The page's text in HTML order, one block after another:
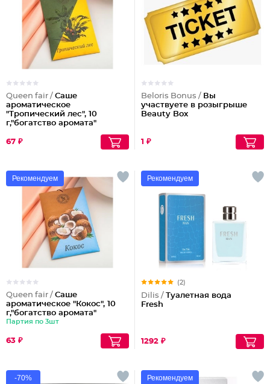
Queen fair / Саше
ароматическое
"Тропический лес", 10
г,"богатство аромата"
67 ₽
Beloris Bonus / Вы
участвуете в розыгрыше
Beauty Box
1 ₽
Рекомендуем
Queen fair / Саше
ароматическое "Кокос", 10
г,"богатство аромата"
Партия по 3шт
63 ₽
Рекомендуем
(2)
Dilis / Туалетная вода
Fresh
1292 ₽
-70% Рекомендуем